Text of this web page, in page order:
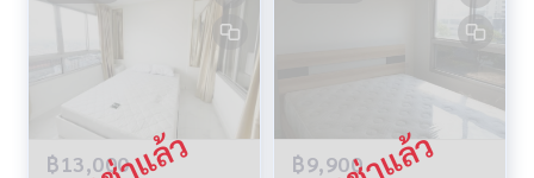
฿13,000 ฿9,900